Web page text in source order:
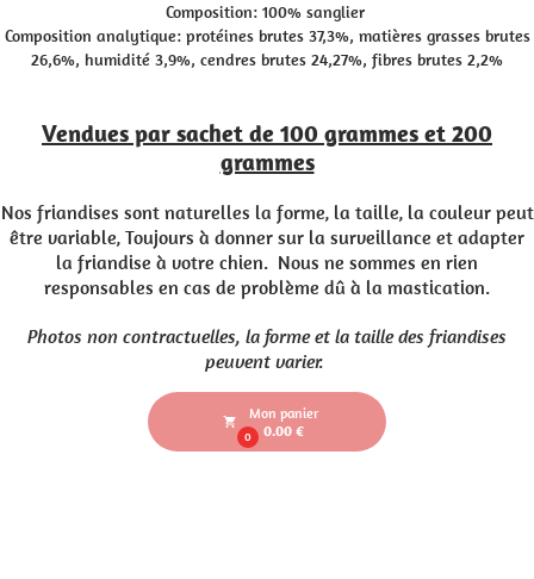
Composition: 100% sanglier
Composition analytique: protéines brutes 37,3%, matières grasses brutes
26,6%, humidité 3,9%, cendres brutes 24,27%, fibres brutes 2,2%
Vendues par sachet de 100 grammes et 200
grammes
Nos friandises sont naturelles la forme, la taille, la couleur peut
être variable, Toujours à donner sur la surveillance et adapter
la friandise à votre chien. Nous ne sommes en rien
responsables en cas de problème dû à la mastication.
Photos non contractuelles, la forme et la taille des friandises
peuvent varier.
local_grocery_store
0
Mon panier
0.00 €